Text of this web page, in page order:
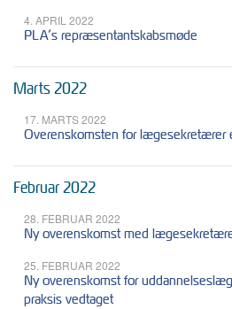
4. APRIL 2022
PLA’s repræsentantskabsmøde
Marts 2022
17. MARTS 2022
Overenskomsten for lægesekretærer
Februar 2022
28. FEBRUAR 2022
Ny overenskomst med
25. FEBRUAR 2022
Ny overenskomst for
praksis vedtaget